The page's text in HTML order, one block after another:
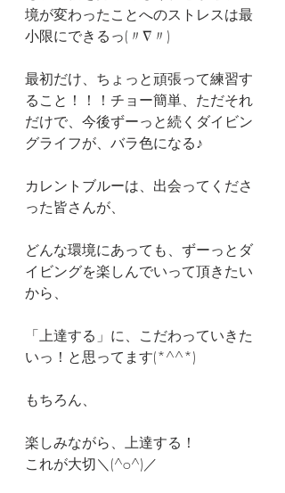
境が変わったことへのストレスは最
小限にできるっ(〃∇〃)
最初だけ、ちょっと頑張って練習す
ること！！！チョー簡単、ただそれ
だけで、今後ずーっと続くダイビン
グライフが、バラ色になる♪
カレントブルーは、出会ってくださ
った皆さんが、
どんな環境にあっても、ずーっとダ
イビングを楽しんでいって頂きたい
から、
「上達する」に、こだわっていきた
いっ！と思ってます(*^^*)
もちろん、
楽しみながら、上達する！
これが大切＼(^o^)／